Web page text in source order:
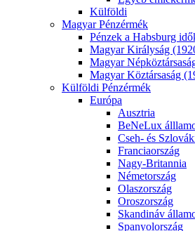
Külföldi
Magyar Pénzérmék
Pénzek a Habsburg
Magyar Királyság
Magyar
Magyar Köztársaság
Külföldi Pénzérmék
Európa
Ausztria
BeNeLux
Cseh- és
Franciaország
Nagy-Britannia
Németország
Olaszország
Oroszország
Skandináv
Spanyolország